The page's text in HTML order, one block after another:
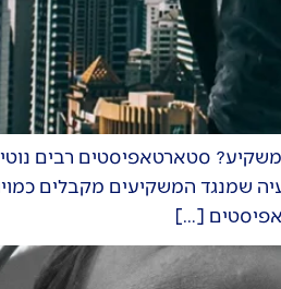
סטארטאפיסטים רבים
שמנגד המשקיעים מקבלים
[…]